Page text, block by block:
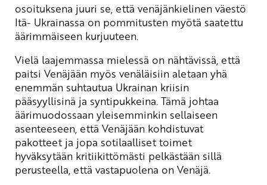
osoituksena juuri se, että venäjänkielinen väestö
Itä- Ukrainassa on pommitusten myötä saatettu
äärimmäiseen kurjuuteen.
Vielä laajemmassa mielessä on nähtävissä, että
paitsi Venäjään myös venäläisiin aletaan yhä
enemmän suhtautua Ukrainan kriisin
pääsyyllisinä ja syntipukkeina. Tämä johtaa
äärimuodossaan yleisemminkin sellaiseen
asenteeseen, että Venäjään kohdistuvat
pakotteet ja jopa sotilaalliset toimet
hyväksytään kritiikittömästi pelkästään sillä
perusteella, että vastapuolena on Venäjä.